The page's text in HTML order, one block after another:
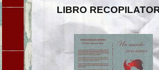
LIBRO